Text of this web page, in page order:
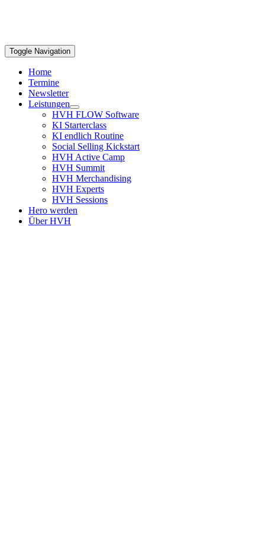
Toggle Navigation
Home
Termine
Newsletter
Leistungen
HVH FLOW Software
KI Starterclass
KI endlich Routine
Social Selling Kickstart
HVH Active Camp
HVH Summit
HVH Merchandising
HVH Experts
HVH Sessions
Hero werden
Über HVH